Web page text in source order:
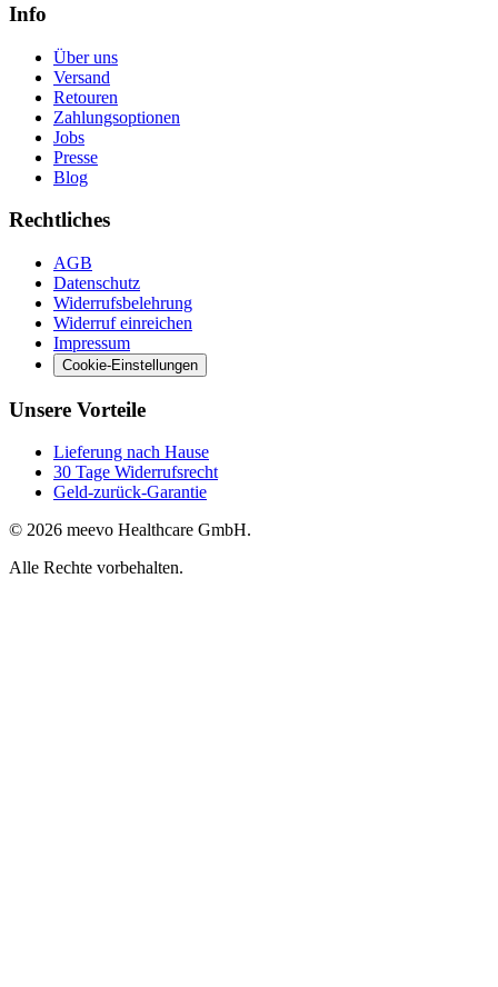
Info
Über uns
Versand
Retouren
Zahlungsoptionen
Jobs
Presse
Blog
Rechtliches
AGB
Datenschutz
Widerrufsbelehrung
Widerruf einreichen
Impressum
Cookie-Einstellungen
Unsere Vorteile
Lieferung nach Hause
30 Tage Widerrufsrecht
Geld-zurück-Garantie
© 2026 meevo Healthcare GmbH.
Alle Rechte vorbehalten.